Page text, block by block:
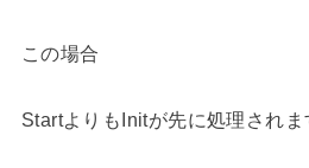
この場合
StartよりもInitが先に処理されま